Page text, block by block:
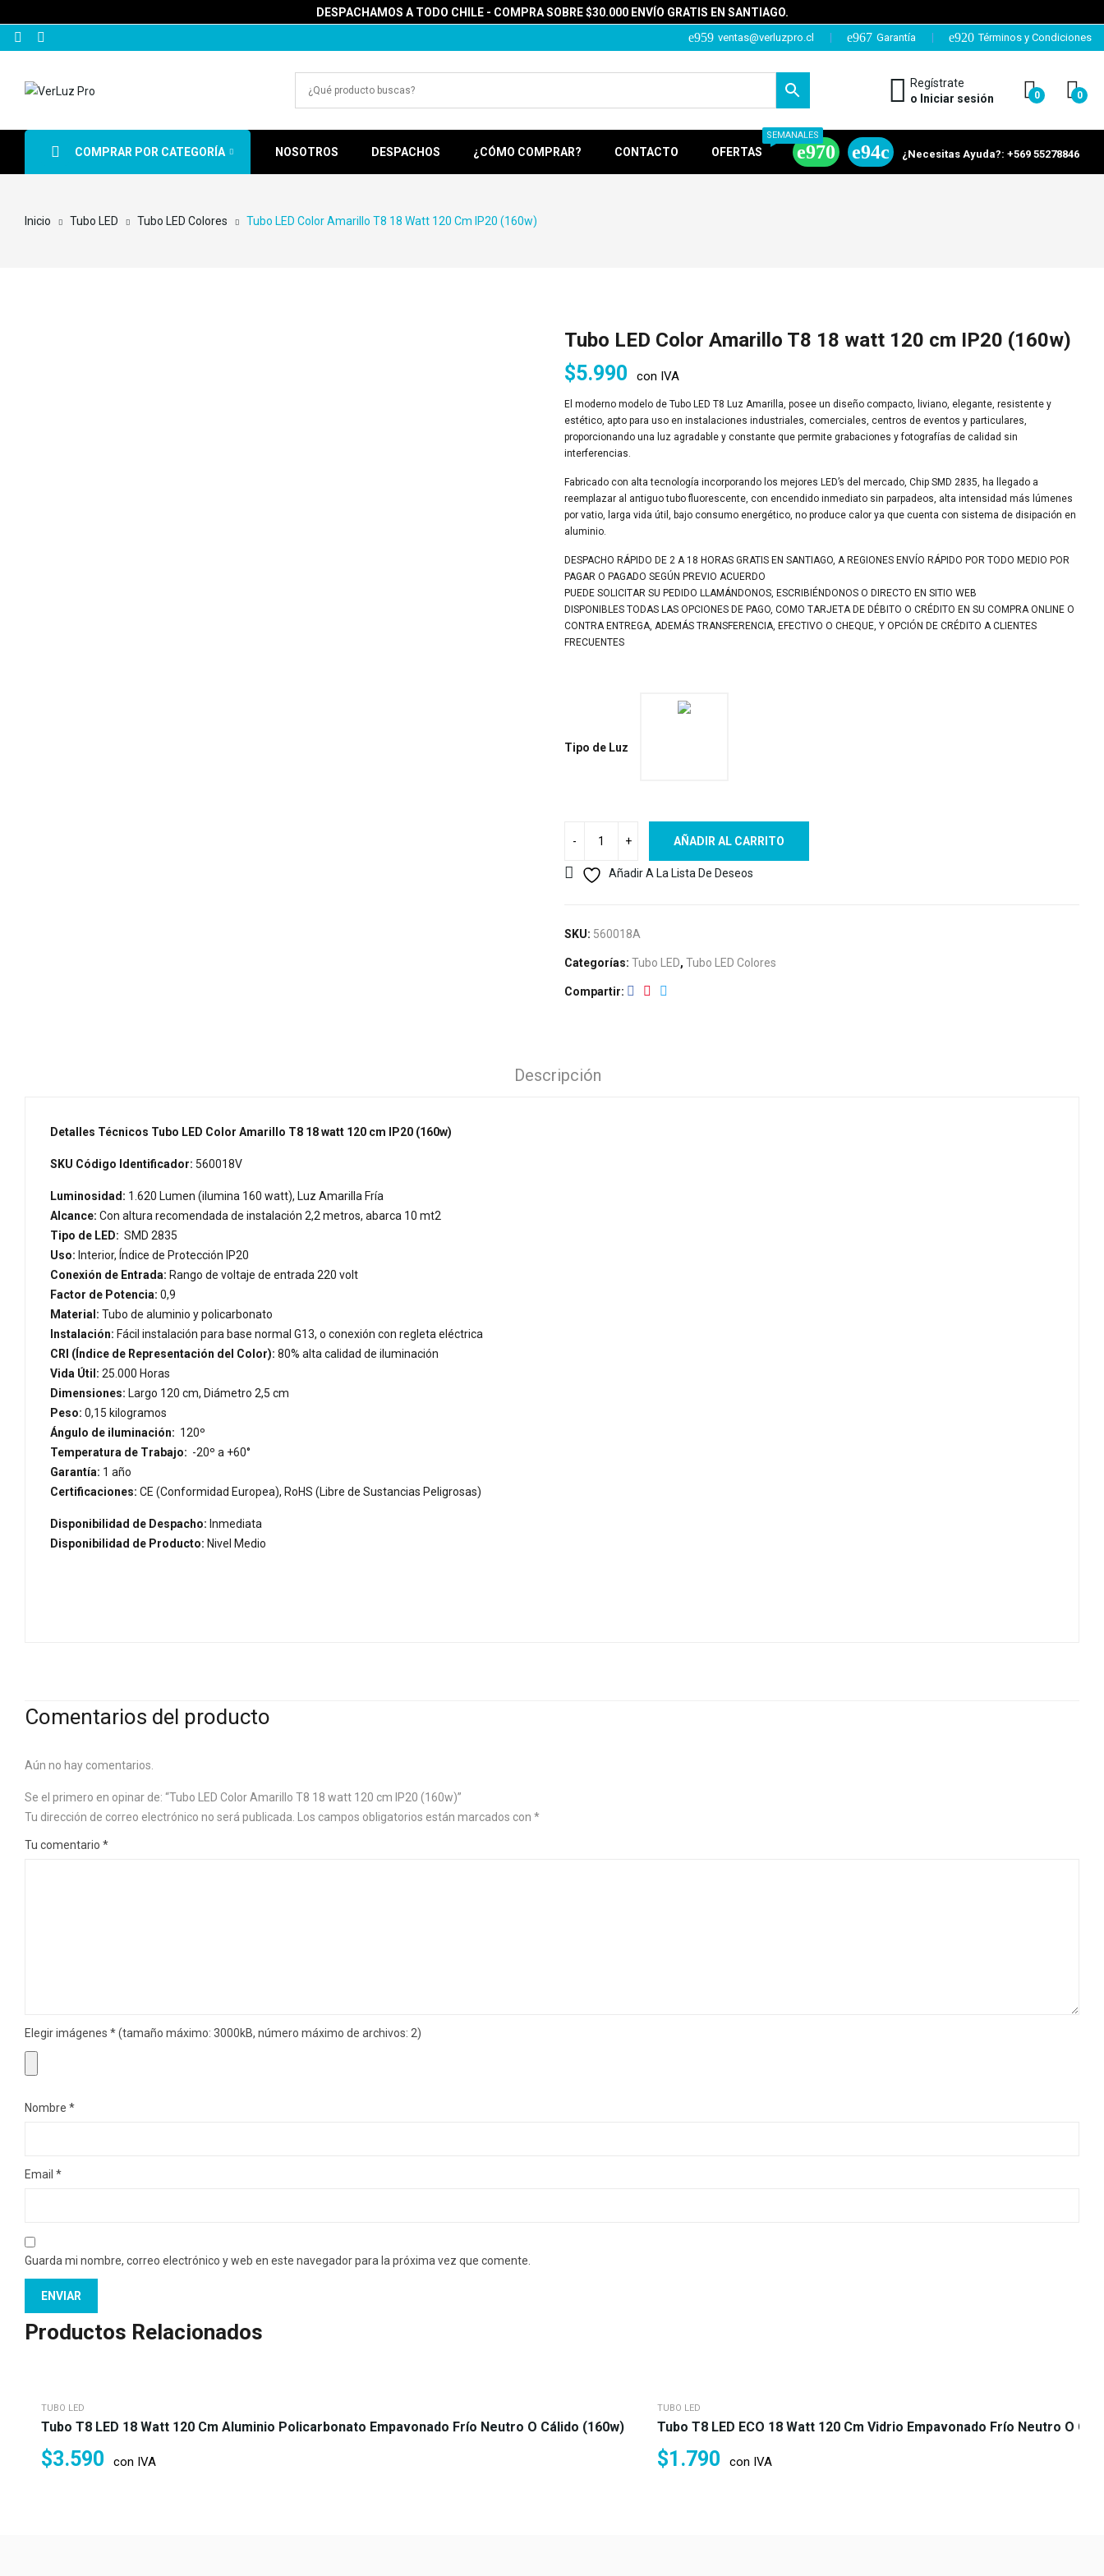
DESPACHAMOS A TODO CHILE - COMPRA SOBRE $30.000 ENVÍO GRATIS EN SANTIAGO.
ventas@verluzpro.cl Garantía Términos y Condiciones
Regístrate
o Iniciar sesión
0 0
COMPRAR POR CATEGORÍA NOSOTROS DESPACHOS ¿CÓMO COMPRAR? CONTACTO OFERTAS
SEMANALES
¿Necesitas Ayuda?: +569 55278846
Inicio Tubo LED Tubo LED Colores Tubo LED Color Amarillo T8 18 Watt 120 Cm IP20 (160w)
Tubo LED Color Amarillo T8 18 watt 120 cm IP20 (160w)
$5.990 con IVA
El moderno modelo de Tubo LED T8 Luz Amarilla, posee un diseño compacto, liviano, elegante, resistente y
estético, apto para uso en instalaciones industriales, comerciales, centros de eventos y particulares,
proporcionando una luz agradable y constante que permite grabaciones y fotografías de calidad sin
interferencias.
Fabricado con alta tecnología incorporando los mejores LED’s del mercado, Chip SMD 2835, ha llegado a
reemplazar al antiguo tubo fluorescente, con encendido inmediato sin parpadeos, alta intensidad más lúmenes
por vatio, larga vida útil, bajo consumo energético, no produce calor ya que cuenta con sistema de disipación en
aluminio.
DESPACHO RÁPIDO DE 2 A 18 HORAS GRATIS EN SANTIAGO, A REGIONES ENVÍO RÁPIDO POR TODO MEDIO POR
PAGAR O PAGADO SEGÚN PREVIO ACUERDO
PUEDE SOLICITAR SU PEDIDO LLAMÁNDONOS, ESCRIBIÉNDONOS O DIRECTO EN SITIO WEB
DISPONIBLES TODAS LAS OPCIONES DE PAGO, COMO TARJETA DE DÉBITO O CRÉDITO EN SU COMPRA ONLINE O
CONTRA ENTREGA, ADEMÁS TRANSFERENCIA, EFECTIVO O CHEQUE, Y OPCIÓN DE CRÉDITO A CLIENTES
FRECUENTES
Tipo de Luz
AÑADIR AL CARRITO
Añadir A La Lista De Deseos
SKU: 560018A
Categorías: Tubo LED, Tubo LED Colores
Compartir
Descripción
Detalles Técnicos Tubo LED Color Amarillo T8 18 watt 120 cm IP20 (160w)
SKU Código Identificador: 560018V
Luminosidad: 1.620 Lumen (ilumina 160 watt), Luz Amarilla Fría
Alcance: Con altura recomendada de instalación 2,2 metros, abarca 10 mt2
Tipo de LED: SMD 2835
Uso: Interior, Índice de Protección IP20
Conexión de Entrada: Rango de voltaje de entrada 220 volt
Factor de Potencia: 0,9
Material: Tubo de aluminio y policarbonato
Instalación: Fácil instalación para base normal G13, o conexión con regleta eléctrica
CRI (Índice de Representación del Color): 80% alta calidad de iluminación
Vida Útil: 25.000 Horas
Dimensiones: Largo 120 cm, Diámetro 2,5 cm
Peso: 0,15 kilogramos
Ángulo de iluminación: 120º
Temperatura de Trabajo: -20º a +60°
Garantía: 1 año
Certificaciones: CE (Conformidad Europea), RoHS (Libre de Sustancias Peligrosas)
Disponibilidad de Despacho: Inmediata
Disponibilidad de Producto: Nivel Medio
Comentarios del producto
Aún no hay comentarios.
Se el primero en opinar de: “Tubo LED Color Amarillo T8 18 watt 120 cm IP20 (160w)”
Tu dirección de correo electrónico no será publicada.
Los campos obligatorios están marcados con *
Tu comentario *
Elegir imágenes *(tamaño máximo: 3000kB, número máximo de archivos: 2)
Nombre *
Email *
Guarda mi nombre, correo electrónico y web en este navegador para la próxima vez que comente.
Productos Relacionados
TUBO LED
Tubo T8 LED 18 Watt 120 Cm Aluminio Policarbonato Empavonado Frío Neutro O Cálido (160w)
$3.590 con IVA
TUBO LED
Tubo T8 LED ECO 18 Watt 120 Cm Vidrio Empavonado Frío Neutro O
$1.790 con IVA